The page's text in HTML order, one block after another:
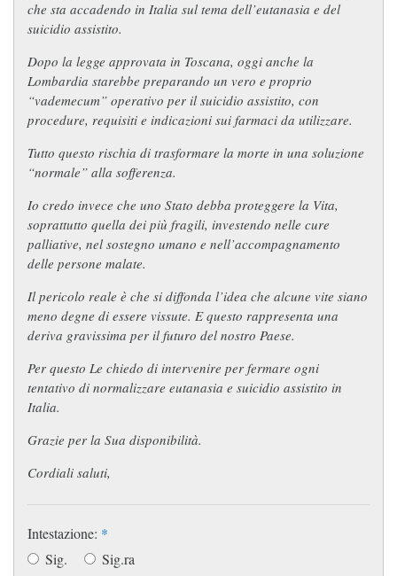
che sta accadendo in Italia sul tema dell’eutanasia e del
suicidio assistito.
Dopo la legge approvata in Toscana, oggi anche la
Lombardia starebbe preparando un vero e proprio
“vademecum” operativo per il suicidio assistito, con
procedure, requisiti e indicazioni sui farmaci da utilizzare.
Tutto questo rischia di trasformare la morte in una soluzione
“normale” alla sofferenza.
Io credo invece che uno Stato debba proteggere la Vita,
soprattutto quella dei più fragili, investendo nelle cure
palliative, nel sostegno umano e nell’accompagnamento
delle persone malate.
Il pericolo reale è che si diffonda l’idea che alcune vite siano
meno degne di essere vissute. E questo rappresenta una
deriva gravissima per il futuro del nostro Paese.
Per questo Le chiedo di intervenire per fermare ogni
tentativo di normalizzare eutanasia e suicidio assistito in
Italia.
Grazie per la Sua disponibilità.
Cordiali saluti,
Intestazione: *
Sig.
Sig.ra